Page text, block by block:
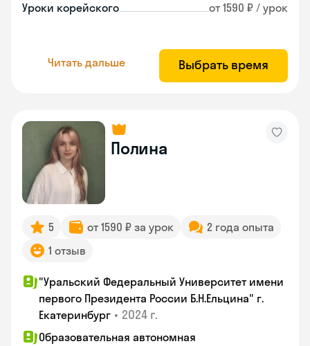
Уроки корейского от 1590 ₽ / урок
Читать дальше Выбрать время
Полина
5 от 1590 ₽ за урок
2 года опыта
1 отзыв
"Уральский Федеральный Университет имени
первого Президента России Б.Н.Ельцина" г.
Екатеринбург • 2024 г.
Образовательная автономная